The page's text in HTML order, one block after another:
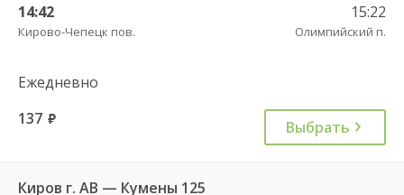
14:42
Кирово-Чепецк пов.
15:22
Олимпийский п.
Ежедневно
137 руб. Выбрать
Киров г. АВ — Кумены 125